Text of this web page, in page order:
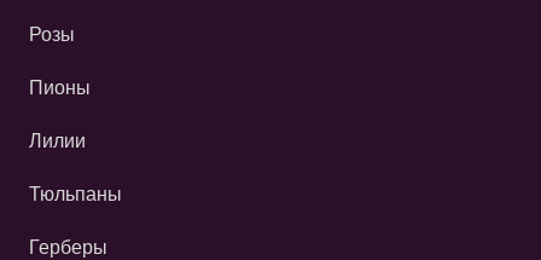
Розы
Пионы
Лилии
Тюльпаны
Герберы